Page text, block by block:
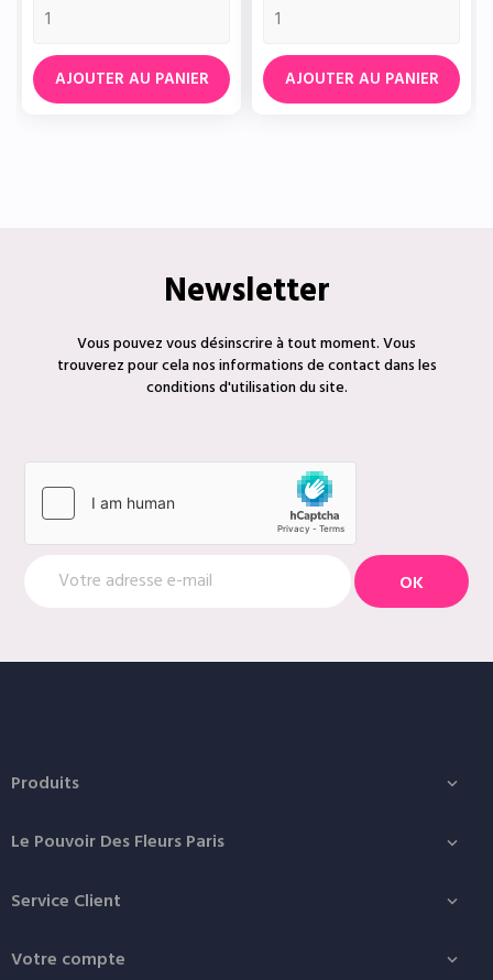
AJOUTER AU PANIER AJOUTER AU PANIER
Newsletter
Vous pouvez vous désinscrire à tout moment. Vous
trouverez pour cela nos informations de contact dans les
conditions d'utilisation du site.
Produits 
Le Pouvoir Des Fleurs Paris 
Service Client 
Votre compte 